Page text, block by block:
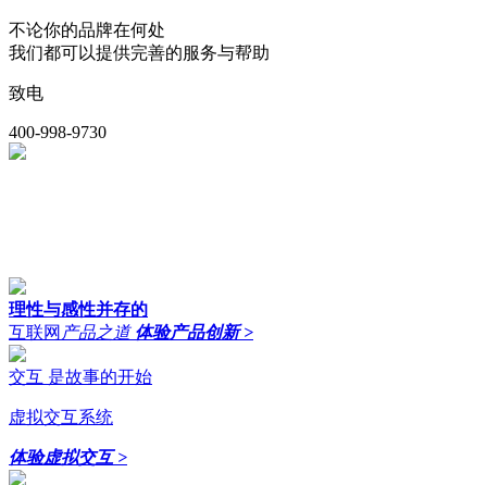
不论你的品牌在何处
我们都可以提供完善的服务与帮助
致电
400-998-9730
理性与感性并存的
互联网 产品之道 体验产品创新>
交互 是故事的开始
虚拟交互系统
体验虚拟交互>